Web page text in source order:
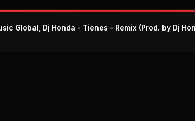
Global, Dj Honda - Tienes - Remix (Prod. by Dj